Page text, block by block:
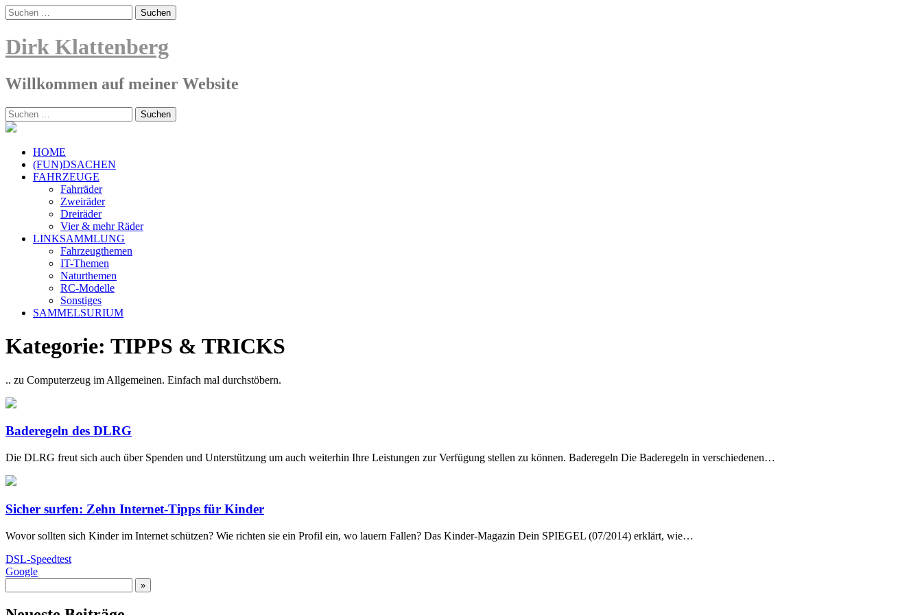
Skip
to
Suche
nach:
Dirk Klattenberg
Willkommen auf meiner Website
Suche
nach:
HOME
(FUN)DSACHEN
FAHRZEUGE
Fahrräder
Zweiräder
Dreiräder
Vier & mehr Räder
LINKSAMMLUNG
Fahrzeugthemen
IT-Themen
Naturthemen
RC-Modelle
Sonstiges
SAMMELSURIUM
Kategorie: TIPPS & TRICKS
.. zu Computerzeug im Allgemeinen. Einfach mal durchstöbern.
Baderegeln des DLRG
Die DLRG freut sich auch über Spenden und Unterstützung um auch weiterhin Ihre Leistungen zur Verfügung stellen zu können. Baderegeln Die Baderegeln in verschiedenen…
Sicher surfen: Zehn Internet-Tipps für Kinder
Wovor sollten sich Kinder im Internet schützen? Wie richten sie ein Profil ein, wo lauern Fallen? Das Kinder-Magazin Dein SPIEGEL (07/2014) erklärt, wie…
DSL-Speedtest
Google